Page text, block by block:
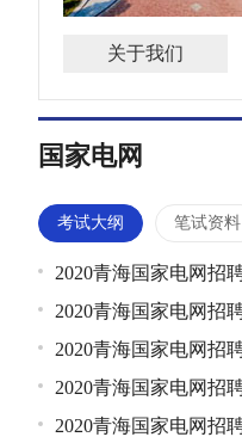
关于我们
国家电网
考试大纲 笔试资料
2020青海国家电网招
2020青海国家电网招
2020青海国家电网招
2020青海国家电网招
2020青海国家电网招